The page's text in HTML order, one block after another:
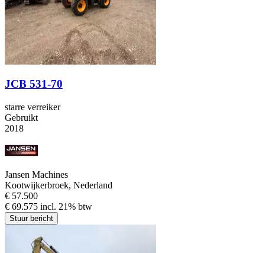
JCB 531-70
starre verreiker
Gebruikt
2018
Jansen Machines
Kootwijkerbroek, Nederland
€ 57.500
€ 69.575 incl. 21% btw
Stuur bericht